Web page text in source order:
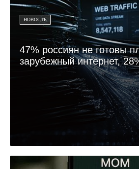
НОВОСТЬ
47% россиян не готовы
зарубежный интернет,